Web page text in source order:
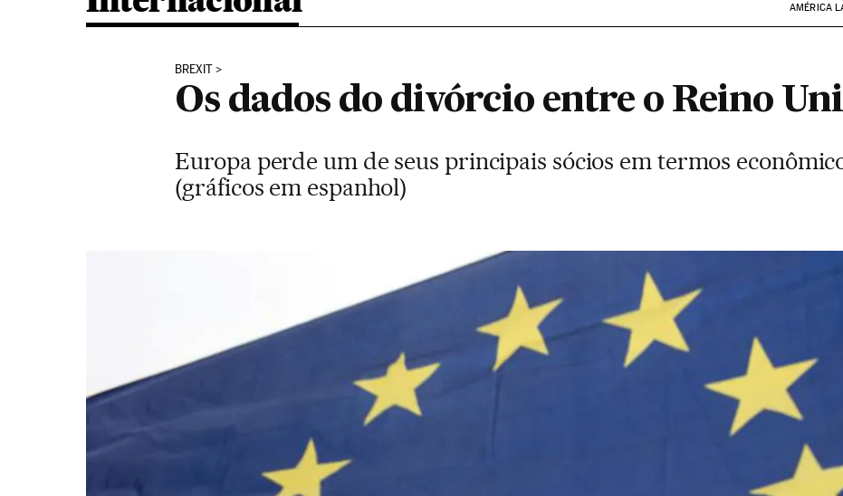
AMÉRICA
BREXIT
Os dados do divórcio entre o Reino
Europa perde um de seus principais sócios em termos
(gráficos em espanhol)